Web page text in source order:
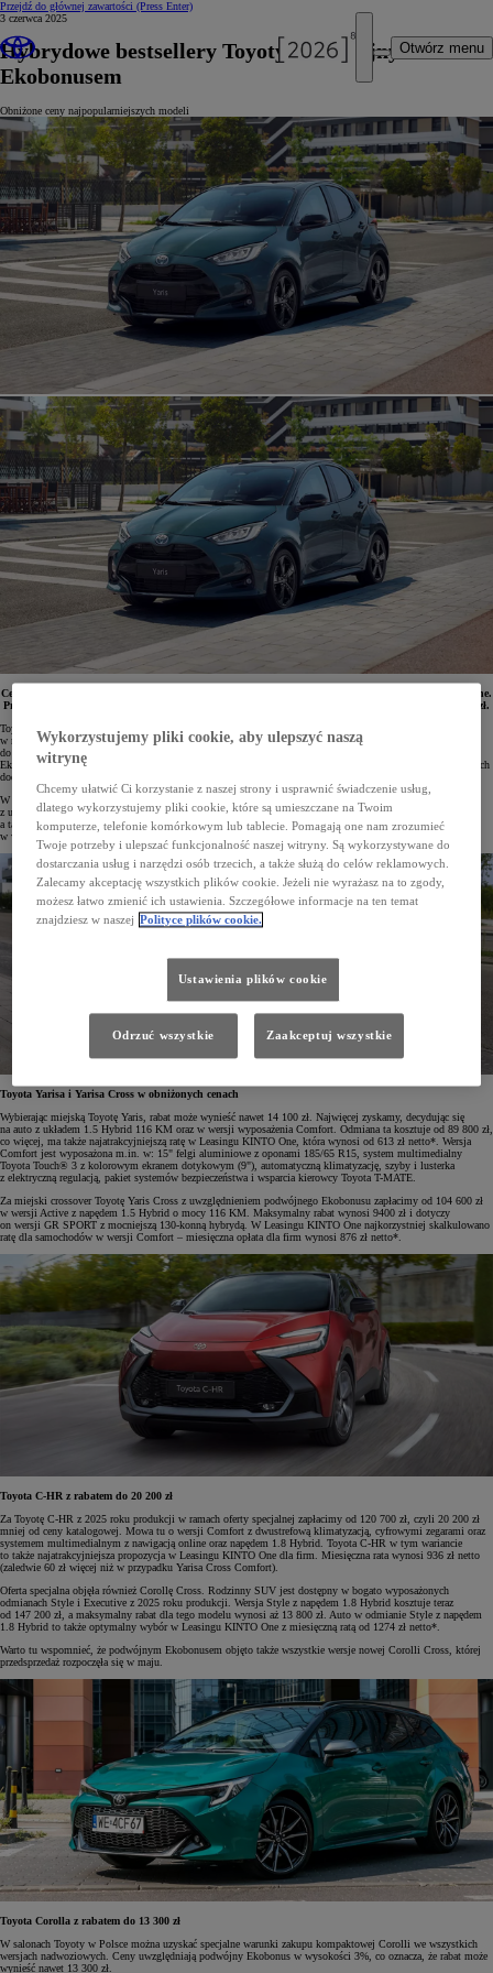
Przejdź do głównej zawartości (Press Enter)
Otwórz menu
3 czerwca 2025
Hybrydowe bestsellery Toyoty z podwójnym
Ekobonusem
Obniżone ceny najpopularniejszych modeli
Ceny hybrydowych modeli Toyoty, w tym najpopularniejszych crossoverów i SUV-ów, zostały obniżone.
Promocyjna oferta uwzględnia podwójny Ekobonus w wysokości 3%. Rabaty sięgają ponad 20 tys. zł.
Toyota sprzedaje hybrydy od blisko 30 lat. Wyposażone w hybrydowy układ napędowy auta są dostępne
w niemal wszystkich rynkowych segmentach. Marka stara się zapewnić jak najszerszy dostęp
do zelektryfikowanych technologii. Klienci, którzy się decydują na zakup hybrydowej Toyoty, otrzymują
Ekobonus, który obniża cenę auta, co pozwala na wybór wyższej wersji wyposażenia lub dobranie atrakcyjnych
dodatków.
W salonach Toyoty można obecnie skorzystać ze specjalnej oferty, którą zostały objęte wszystkie modele
z układami 1.5 Hybrid, 1.8 Hybrid oraz 2.0 Hybrid Dynamic Force. Samochody miejskie, kompaktowe,
a także crossovery i SUV-y z tymi napędami mają obniżone ceny, które uwzględniają podwójny Ekobonus
w wysokości 3%. Oferta obowiązuje do końca czerwca 2025 roku.
Toyota Yarisa i Yarisa Cross w obniżonych cenach
Wybierając miejską Toyotę Yaris, rabat może wynieść nawet 14 100 zł. Najwięcej zyskamy, decydując się
na auto z układem 1.5 Hybrid 116 KM oraz w wersji wyposażenia Comfort. Odmiana ta kosztuje od 89 800 zł,
co więcej, ma także najatrakcyjniejszą ratę w Leasingu KINTO One, która wynosi od 613 zł netto*. Wersja
Comfort jest wyposażona m.in. w: 15" felgi aluminiowe z oponami 185/65 R15, system multimedialny
Toyota Touch® 3 z kolorowym ekranem dotykowym (9"), automatyczną klimatyzację, szyby i lusterka
z elektryczną regulacją, pakiet systemów bezpieczeństwa i wsparcia kierowcy Toyota T-MATE.
Za miejski crossover Toyotę Yaris Cross z uwzględnieniem podwójnego Ekobonusu zapłacimy od 104 600 zł
w wersji Active z napędem 1.5 Hybrid o mocy 116 KM. Maksymalny rabat wynosi 9400 zł i dotyczy
on wersji GR SPORT z mocniejszą 130-konną hybrydą. W Leasingu KINTO One najkorzystniej skalkulowano
ratę dla samochodów w wersji Comfort – miesięczna opłata dla firm wynosi 876 zł netto*.
Toyota C-HR z rabatem do 20 200 zł
Za Toyotę C-HR z 2025 roku produkcji w ramach oferty specjalnej zapłacimy od 120 700 zł, czyli 20 200 zł
mniej od ceny katalogowej. Mowa tu o wersji Comfort z dwustrefową klimatyzacją, cyfrowymi zegarami oraz
systemem multimedialnym z nawigacją online oraz napędem 1.8 Hybrid. Toyota C-HR w tym wariancie
to także najatrakcyjniejsza propozycja w Leasingu KINTO One dla firm. Miesięczna rata wynosi 936 zł netto
(zaledwie 60 zł więcej niż w przypadku Yarisa Cross Comfort).
Oferta specjalna objęła również Corollę Cross. Rodzinny SUV jest dostępny w bogato wyposażonych
odmianach Style i Executive z 2025 roku produkcji. Wersja Style z napędem 1.8 Hybrid kosztuje teraz
od 147 200 zł, a maksymalny rabat dla tego modelu wynosi aż 13 800 zł. Auto w odmianie Style z napędem
1.8 Hybrid to także optymalny wybór w Leasingu KINTO One z miesięczną ratą od 1274 zł netto*.
Warto tu wspomnieć, że podwójnym Ekobonusem objęto także wszystkie wersje nowej Corolli Cross, której
przedsprzedaż rozpoczęła się w maju.
Toyota Corolla z rabatem do 13 300 zł
W salonach Toyoty w Polsce można uzyskać specjalne warunki zakupu kompaktowej Corolli we wszystkich
wersjach nadwoziowych. Ceny uwzględniają podwójny Ekobonus w wysokości 3%, co oznacza, że rabat może
wynieść nawet 13 300 zł.
Wykorzystujemy pliki cookie, aby ulepszyć naszą
witrynę
Chcemy ułatwić Ci korzystanie z naszej strony i usprawnić świadczenie usług,
dlatego wykorzystujemy pliki cookie, które są umieszczane na Twoim
komputerze, telefonie komórkowym lub tablecie. Pomagają one nam zrozumieć
Twoje potrzeby i ulepszać funkcjonalność naszej witryny. Są wykorzystywane do
dostarczania usług i narzędzi osób trzecich, a także służą do celów reklamowych.
Zalecamy akceptację wszystkich plików cookie. Jeżeli nie wyrażasz na to zgody,
możesz łatwo zmienić ich ustawienia. Szczegółowe informacje na ten temat
znajdziesz w naszej Polityce plików cookie.
Ustawienia plików cookie
Odrzuć wszystkie Zaakceptuj wszystkie